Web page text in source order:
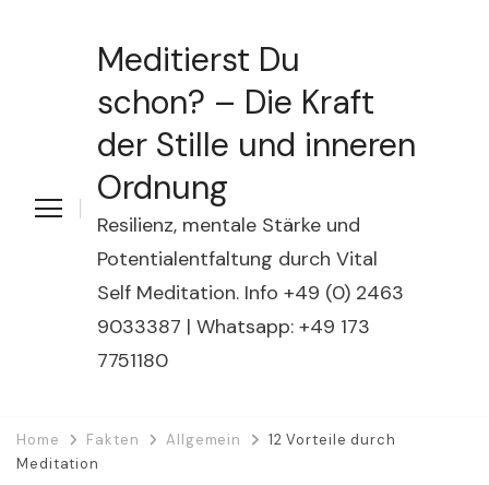
Meditierst Du
schon? – Die Kraft
der Stille und inneren
Ordnung
Resilienz, mentale Stärke und
Potentialentfaltung durch Vital
Self Meditation. Info +49 (0) 2463
9033387 | Whatsapp: +49 173
7751180
Home Fakten Allgemein
12 Vorteile durch
Meditation